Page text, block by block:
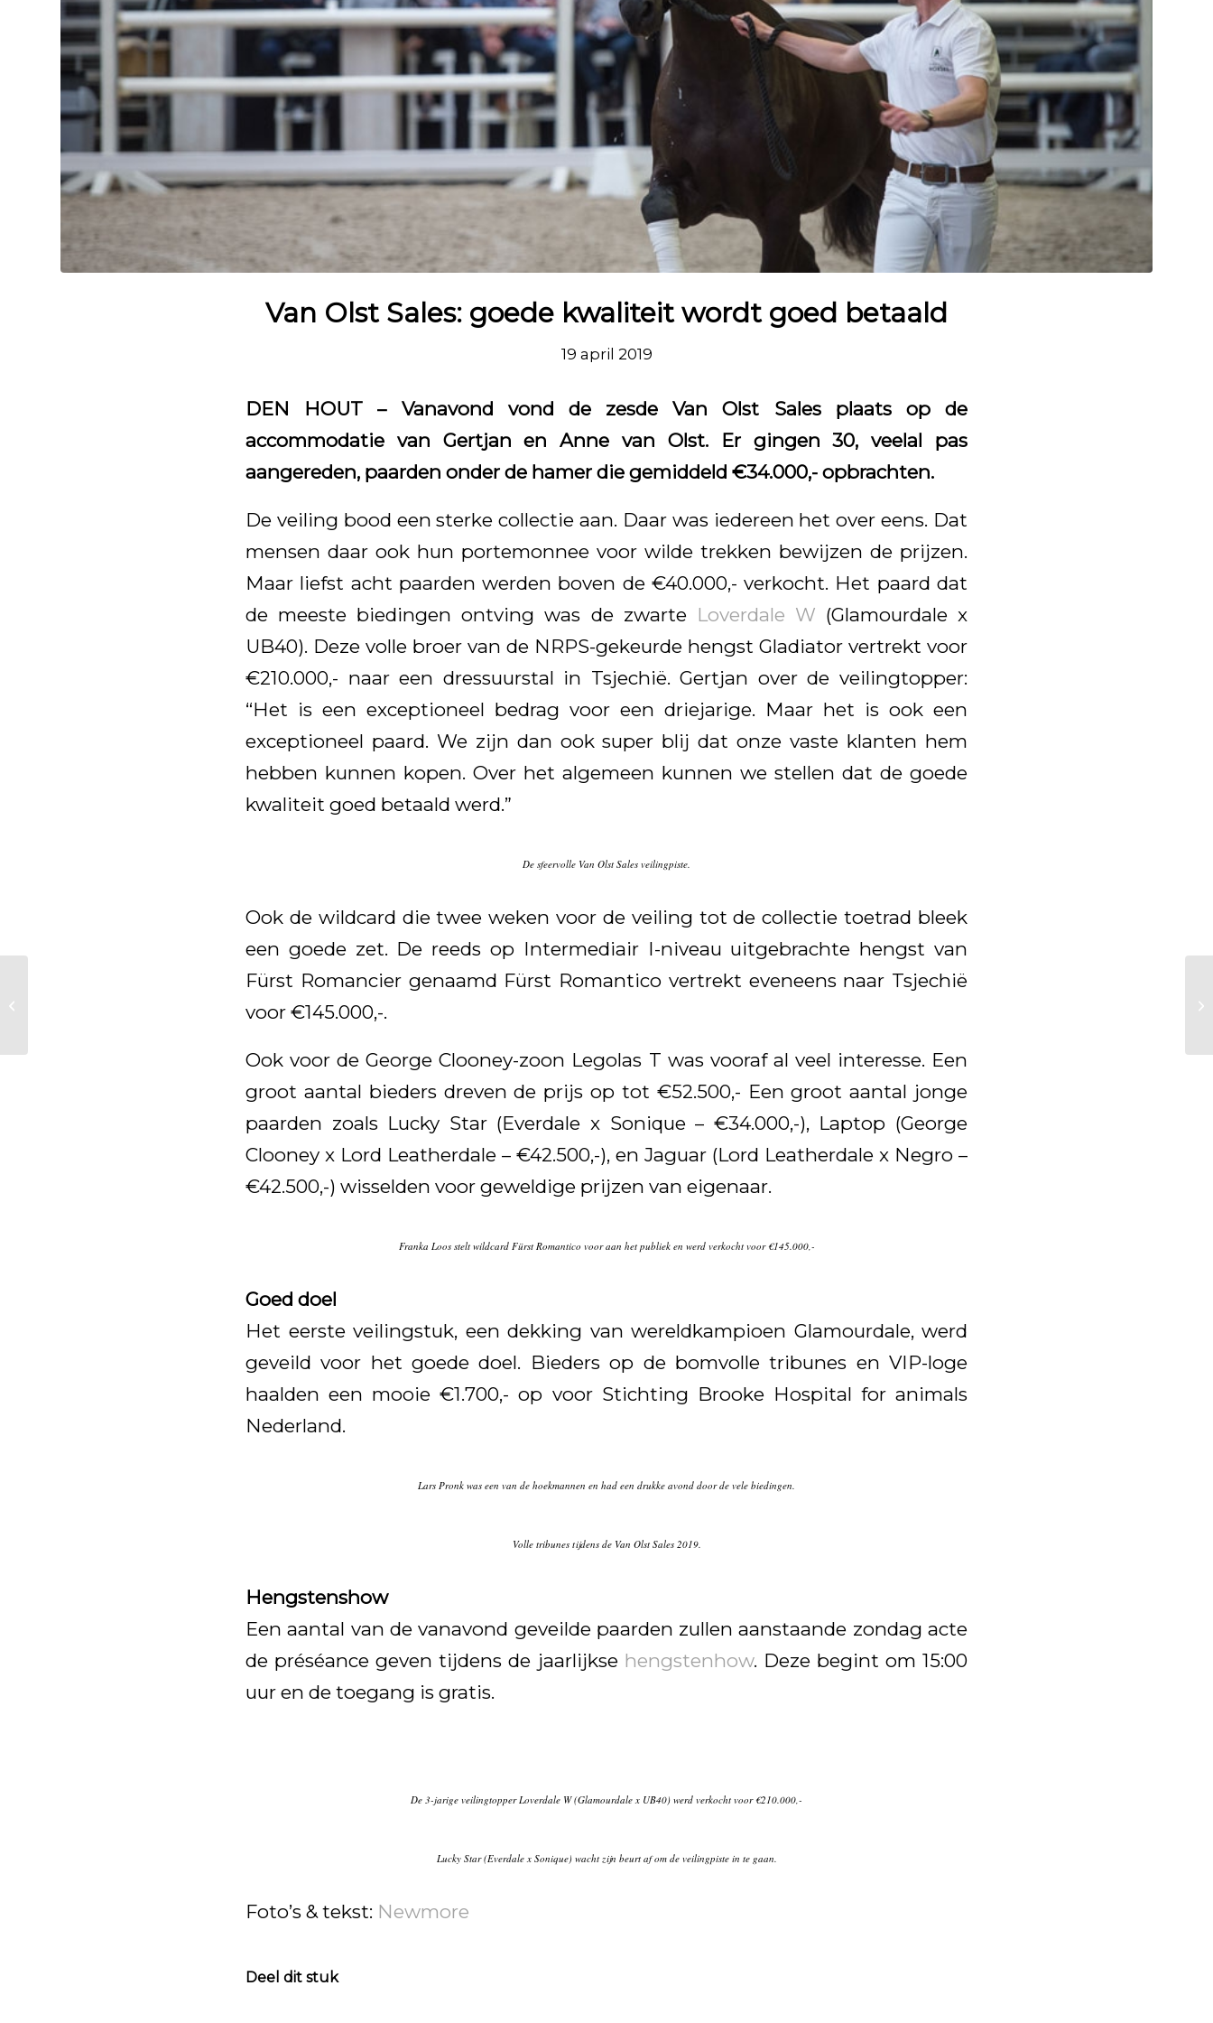
Van Olst Sales: goede kwaliteit wordt goed betaald
19 april 2019
DEN HOUT – Vanavond vond de zesde Van Olst Sales plaats op de
accommodatie van Gertjan en Anne van Olst. Er gingen 30, veelal pas
aangereden, paarden onder de hamer die gemiddeld €34.000,- opbrachten.
De veiling bood een sterke collectie aan. Daar was iedereen het over eens. Dat
mensen daar ook hun portemonnee voor wilde trekken bewijzen de prijzen.
Maar liefst acht paarden werden boven de €40.000,- verkocht. Het paard dat
de meeste biedingen ontving was de zwarte Loverdale W (Glamourdale x
UB40). Deze volle broer van de NRPS-gekeurde hengst Gladiator vertrekt voor
€210.000,- naar een dressuurstal in Tsjechië. Gertjan over de veilingtopper:
“Het is een exceptioneel bedrag voor een driejarige. Maar het is ook een
exceptioneel paard. We zijn dan ook super blij dat onze vaste klanten hem
hebben kunnen kopen. Over het algemeen kunnen we stellen dat de goede
kwaliteit goed betaald werd.”
De sfeervolle Van Olst Sales veilingpiste.
Ook de wildcard die twee weken voor de veiling tot de collectie toetrad bleek
een goede zet. De reeds op Intermediair I-niveau uitgebrachte hengst van
Fürst Romancier genaamd Fürst Romantico vertrekt eveneens naar Tsjechië
voor €145.000,-.
Ook voor de George Clooney-zoon Legolas T was vooraf al veel interesse. Een
groot aantal bieders dreven de prijs op tot €52.500,- Een groot aantal jonge
paarden zoals Lucky Star (Everdale x Sonique – €34.000,-), Laptop (George
Clooney x Lord Leatherdale – €42.500,-), en Jaguar (Lord Leatherdale x Negro –
€42.500,-) wisselden voor geweldige prijzen van eigenaar.
Franka Loos stelt wildcard Fürst Romantico voor aan het publiek en werd verkocht voor €145.000,-
Goed doel
Het eerste veilingstuk, een dekking van wereldkampioen Glamourdale, werd
geveild voor het goede doel. Bieders op de bomvolle tribunes en VIP-loge
haalden een mooie €1.700,- op voor Stichting Brooke Hospital for animals
Nederland.
Lars Pronk was een van de hoekmannen en had een drukke avond door de vele biedingen.
Volle tribunes tijdens de Van Olst Sales 2019.
Hengstenshow
Een aantal van de vanavond geveilde paarden zullen aanstaande zondag acte
de préséance geven tijdens de jaarlijkse hengstenhow. Deze begint om 15:00
uur en de toegang is gratis.
De 3-jarige veilingtopper Loverdale W (Glamourdale x UB40) werd verkocht voor €210.000,-
Lucky Star (Everdale x Sonique) wacht zijn beurt af om de veilingpiste in te gaan.
Foto’s & tekst: Newmore
Deel dit stuk